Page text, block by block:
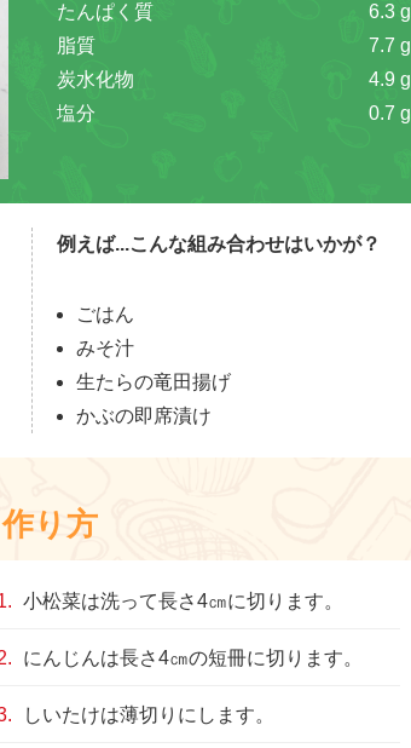
たんぱく質
6.3 g
脂質
7.7 g
炭水化物
4.9 g
塩分
0.7 g
例えば...こんな組み合わせはいかが？
ごはん
みそ汁
生たらの竜田揚げ
かぶの即席漬け
作り方
小松菜は洗って長さ4㎝に切ります。
にんじんは長さ4㎝の短冊に切ります。
しいたけは薄切りにします。